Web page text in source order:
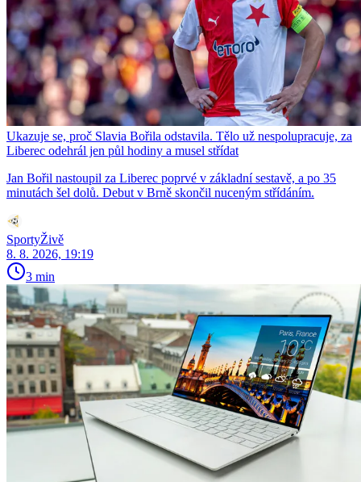
Ukazuje se, proč Slavia Bořila odstavila. Tělo už nespolupracuje, za
Liberec odehrál jen půl hodiny a musel střídat
Jan Bořil nastoupil za Liberec poprvé v základní sestavě, a po 35
minutách šel dolů. Debut v Brně skončil nuceným střídáním.
SportyŽivě
8. 8. 2026, 19:19
3 min